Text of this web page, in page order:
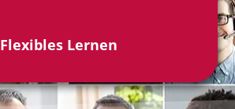
Flexibles Lernen